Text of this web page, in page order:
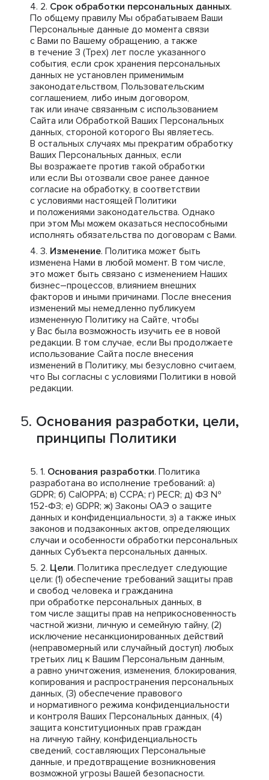
Срок обработки персональных данных.
По общему правилу Мы обрабатываем Ваши
Персональные данные до момента связи
с Вами по Вашему обращению, а также
в течение 3 (Трех) лет после указанного
события, если срок хранения персональных
данных не установлен применимым
законодательством, Пользовательским
соглашением, либо иным договором,
так или иначе связанным с использованием
Сайта или Обработкой Ваших Персональных
данных, стороной которого Вы являетесь.
В остальных случаях мы прекратим обработку
Ваших Персональных данных, если
Вы возражаете против такой обработки
или если Вы отозвали свое ранее данное
согласие на обработку, в соответствии
с условиями настоящей Политики
и положениями законодательства. Однако
при этом Мы можем оказаться неспособными
исполнять обязательства по договорам с Вами.
Изменение. Политика может быть
изменена Нами в любой момент. В том числе,
это может быть связано с изменением Наших
бизнес–процессов, влиянием внешних
факторов и иными причинами. После внесения
изменений мы немедленно публикуем
измененную Политику на Сайте, чтобы
у Вас была возможность изучить ее в новой
редакции. В том случае, если Вы продолжаете
использование Сайта после внесения
изменений в Политику, мы безусловно считаем,
что Вы согласны с условиями Политики в новой
редакции.
Основания разработки, цели,
принципы Политики
Основания разработки. Политика
разработана во исполнение требований: a)
GDPR; б) CalOPPA; в) CCPA; г) PECR; д) ФЗ №
152-ФЗ; е) GDPR; ж) Законы ОАЭ о защите
данных и конфиденциальности, з) а также иных
законов и подзаконных актов, определяющих
случаи и особенности обработки персональных
данных Субъекта персональных данных.
Цели. Политика преследует следующие
цели: (1) обеспечение требований защиты прав
и свобод человека и гражданина
при обработке персональных данных, в
том числе защиты прав на неприкосновенность
частной жизни, личную и семейную тайну, (2)
исключение несанкционированных действий
(неправомерный или случайный доступ) любых
третьих лиц к Вашим Персональным данным,
а равно уничтожения, изменения, блокирования,
копирования и распространения персональных
данных, (3) обеспечение правового
и нормативного режима конфиденциальности
и контроля Ваших Персональных данных, (4)
защита конституционных прав граждан
на личную тайну, конфиденциальность
сведений, составляющих Персональные
данные, и предотвращение возникновения
возможной угрозы Вашей безопасности.